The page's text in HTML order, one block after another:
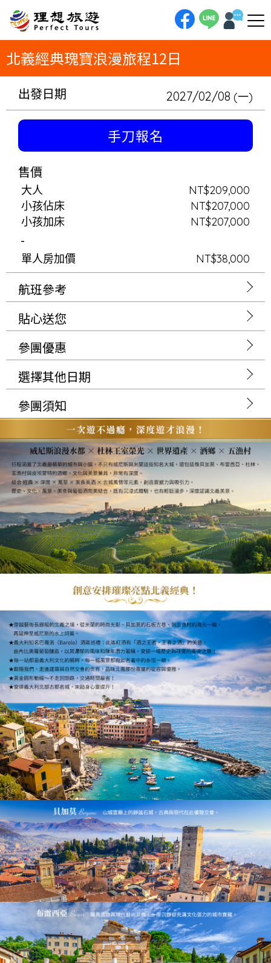
波隆那大學城的世界遺產拱廊與帕瑪美食精髓。在彩色五漁村的浪漫懸崖與杜林的皇室氛圍中，以一杯醇厚的巴羅洛紅酒為這趟
「經典瑰寶」之旅畫下完美句點。在波隆那、帕瑪享受世界級美食。
北義經典瑰寶浪漫旅程12日
出發日期 2027/02/08 (一)
手刀報名
售價
大人
NT$209,000
小孩佔床
NT$207,000
小孩加床
NT$207,000
-
單人房加價 NT$38,000
航班參考
貼心送您
參團優惠
選擇其他日期
參團須知